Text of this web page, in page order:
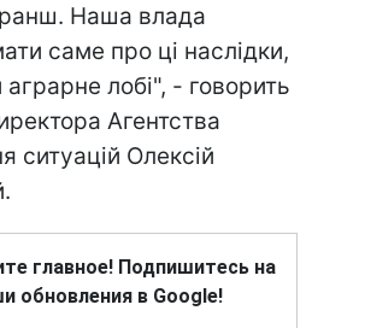
Наша влада
саме про ці наслідки,
аграрне лобі", - говорить
Агентства
ситуацій Олексій
главное! Подпишитесь на
обновления в Google!